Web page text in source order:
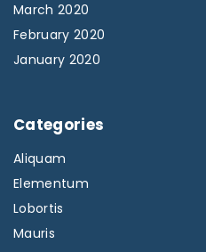
March 2020
February 2020
January 2020
Categories
Aliquam
Elementum
Lobortis
Mauris